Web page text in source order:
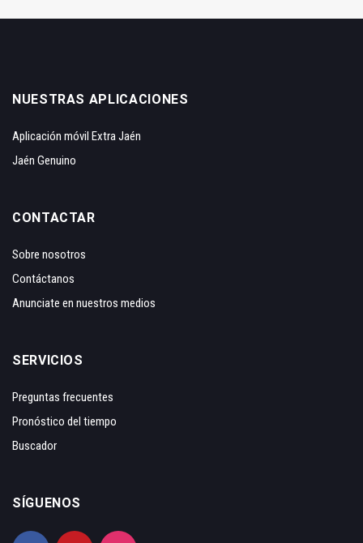
NUESTRAS APLICACIONES
Aplicación móvil Extra Jaén
Jaén Genuino
CONTACTAR
Sobre nosotros
Contáctanos
Anunciate en nuestros medios
SERVICIOS
Preguntas frecuentes
Pronóstico del tiempo
Buscador
SÍGUENOS